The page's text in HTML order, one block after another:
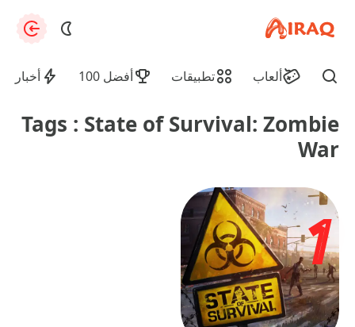
apkiraq.com
ألعاب تطبيقات أفضل 100 أخبار Find
Tags : State of Survival: Zombie
War